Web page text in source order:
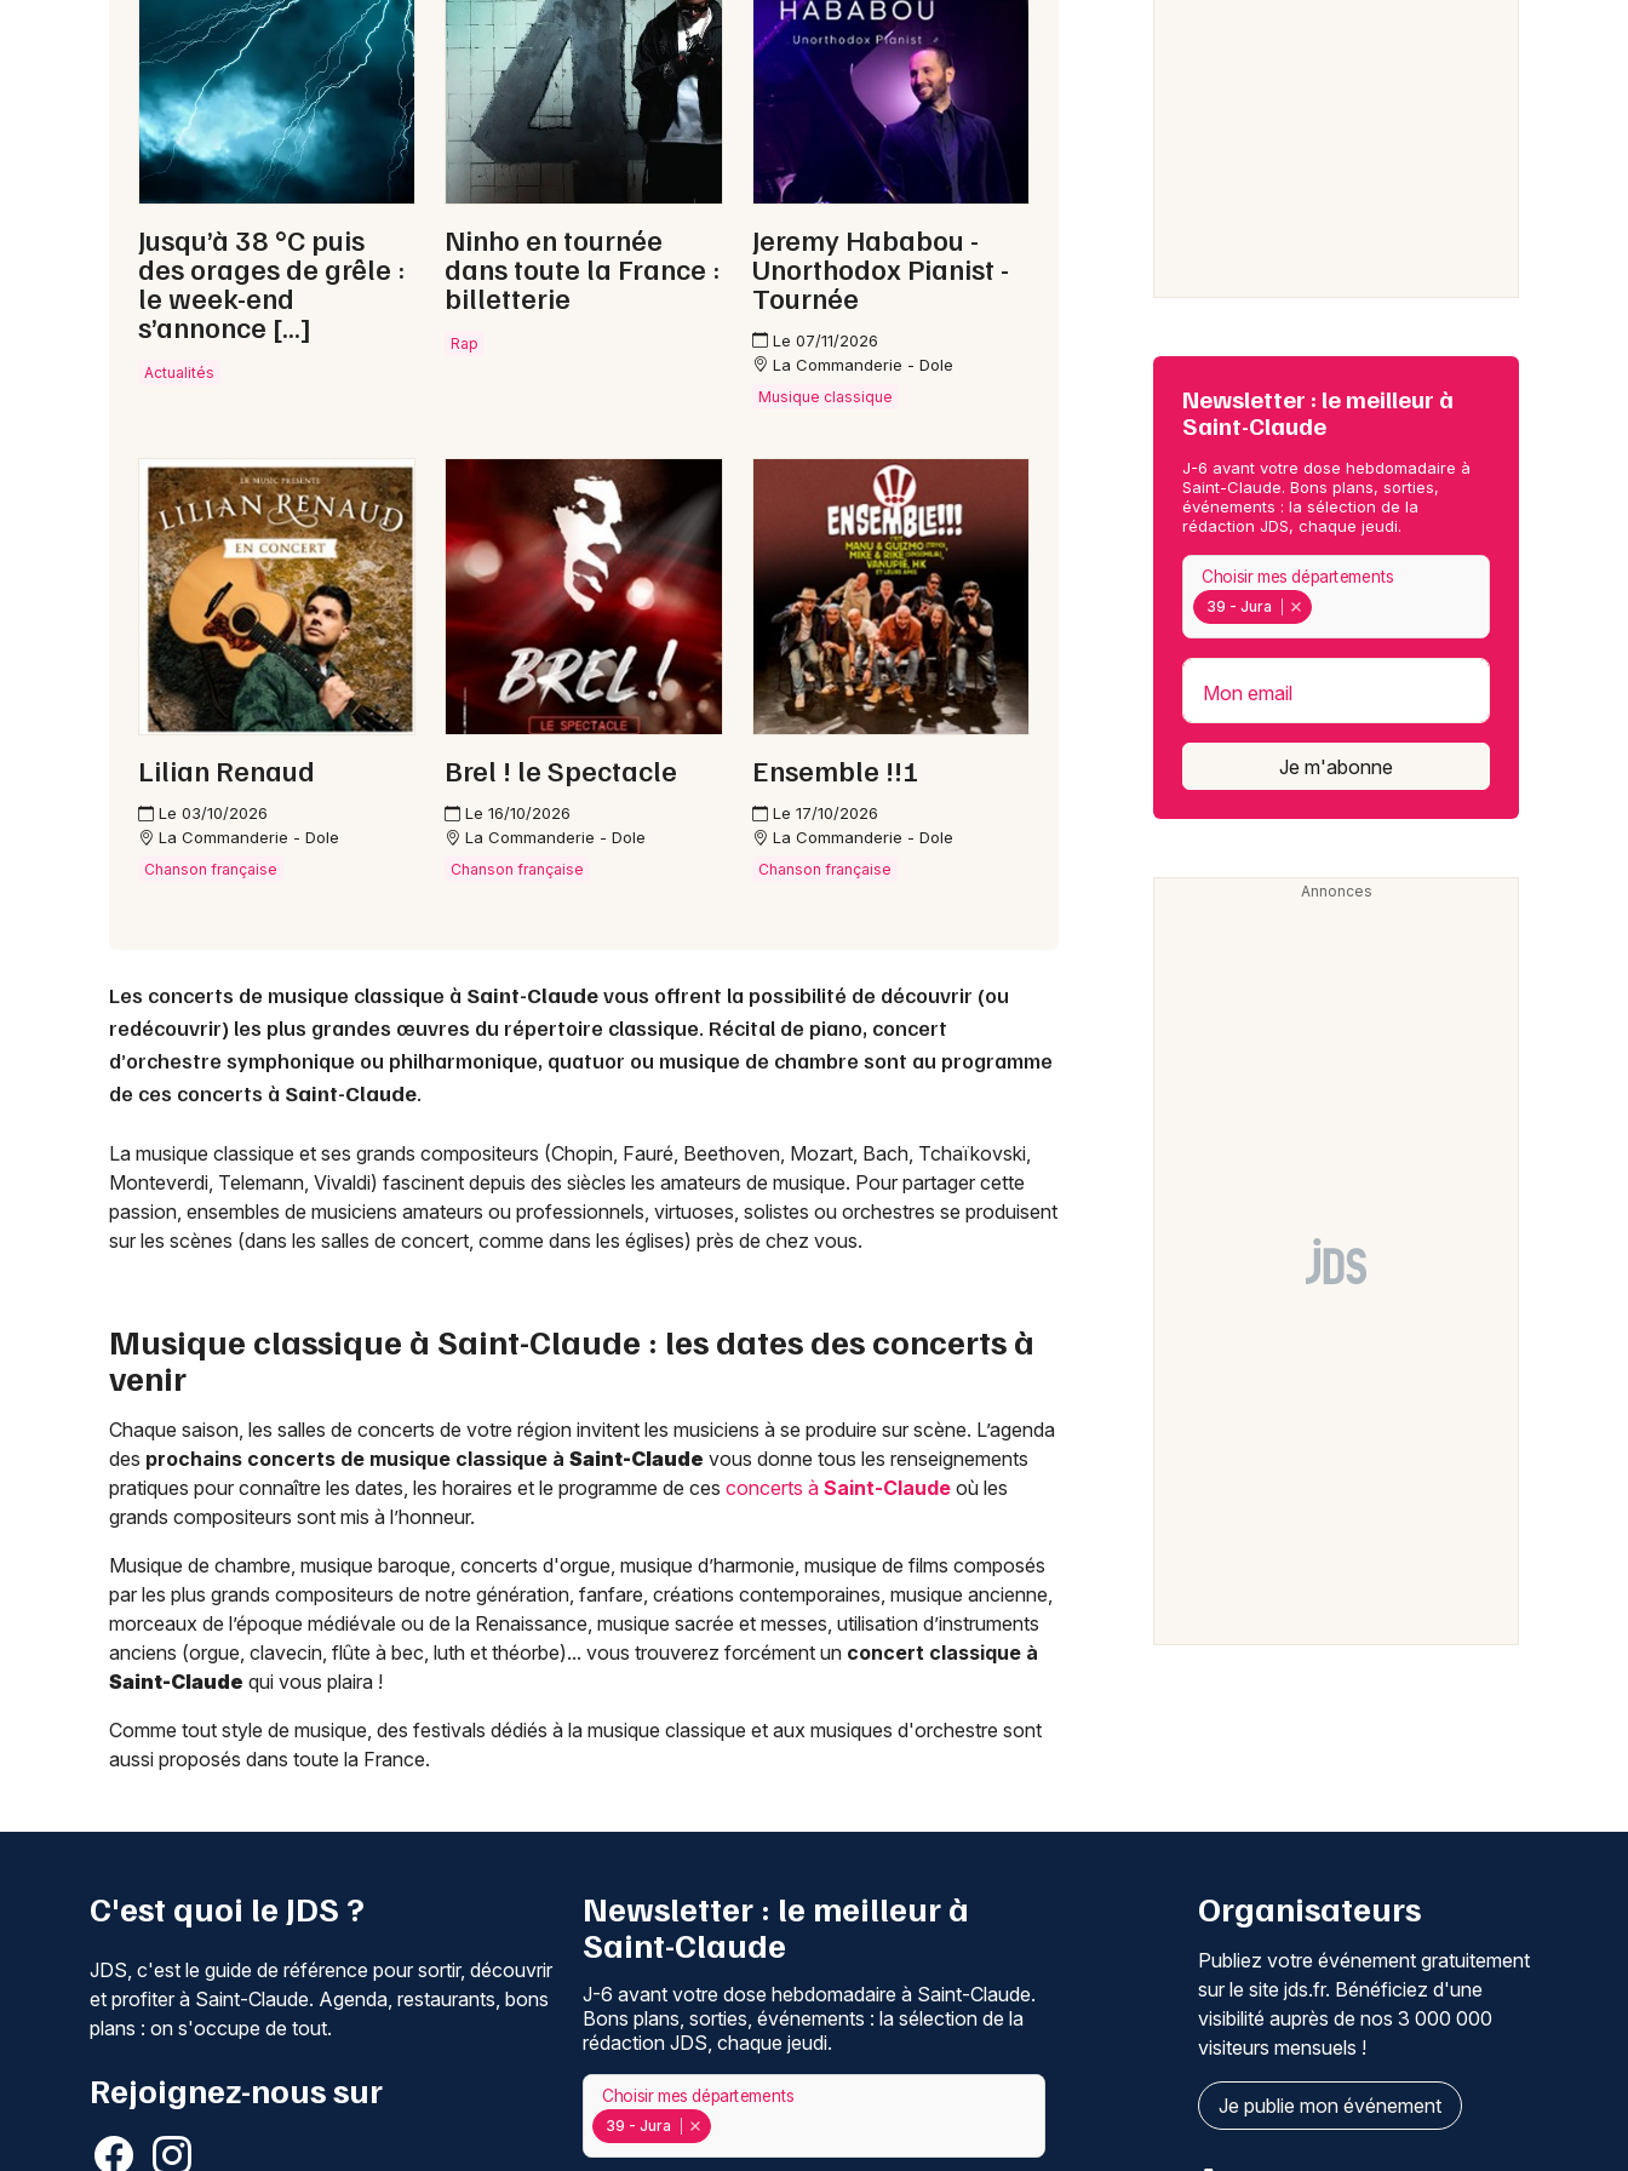
Franche-Comté
Newsletter des sorties
Actus à Saint-Claude
Magazine à Saint-Claude
39 - Jura
Choisir mes départements
Mon email
Je m'abonne
Jusqu’à 38 °C puis
des orages de grêle :
le week-end
s’annonce […]
Actualités
Ninho en tournée
dans toute la France :
billetterie
Rap
Jeremy Hababou -
Unorthodox Pianist -
Tournée
Le 07/11/2026
La Commanderie - Dole
Musique classique
Lilian Renaud
Le 03/10/2026
La Commanderie - Dole
Chanson française
Brel ! le Spectacle
Le 16/10/2026
La Commanderie - Dole
Chanson française
Ensemble !!!
Le 17/10/2026
La Commanderie - Dole
Chanson française
Les concerts de musique classique à Saint-Claudevous offrent la possibilité de découvrir (ou
redécouvrir) les plus grandes œuvres du répertoire classique. Récital de piano, concert
d’orchestre symphonique ou philharmonique, quatuor ou musique de chambre sont au programme
de ces concerts à Saint-Claude.
La musique classique et ses grands compositeurs (Chopin, Fauré, Beethoven, Mozart, Bach, Tchaïkovski,
Monteverdi, Telemann, Vivaldi) fascinent depuis des siècles les amateurs de musique. Pour partager cette
passion, ensembles de musiciens amateurs ou professionnels, virtuoses, solistes ou orchestres se produisent
sur les scènes (dans les salles de concert, comme dans les églises) près de chez vous.
Musique classique à Saint-Claude : les dates des concerts à
venir
Chaque saison, les salles de concerts de votre région invitent les musiciens à se produire sur scène. L’agenda
des prochains concerts de musique classique à Saint-Claude vous donne tous les renseignements
pratiques pour connaître les dates, les horaires et le programme de ces concerts à Saint-Claude où les
grands compositeurs sont mis à l’honneur.
Musique de chambre, musique baroque, concerts d'orgue, musique d’harmonie, musique de films composés
par les plus grands compositeurs de notre génération, fanfare, créations contemporaines, musique ancienne,
morceaux de l’époque médiévale ou de la Renaissance, musique sacrée et messes, utilisation d’instruments
anciens (orgue, clavecin, flûte à bec, luth et théorbe)... vous trouverez forcément un concert classique à
Saint-Claude qui vous plaira !
Comme tout style de musique, des festivals dédiés à la musique classique et aux musiques d'orchestre sont
aussi proposés dans toute la France.
Newsletter : le meilleur à
Saint-Claude
J-6 avant votre dose hebdomadaire à
Saint-Claude. Bons plans, sorties,
événements : la sélection de la
rédaction JDS, chaque jeudi.
39 - Jura
Choisir mes départements
Mon email
Je m'abonne
C'est quoi le JDS ?
JDS, c'est le guide de référence pour sortir, découvrir
et profiter à Saint-Claude. Agenda, restaurants, bons
plans : on s'occupe de tout.
Rejoignez-nous sur
Newsletter : le meilleur à
Saint-Claude
J-6 avant votre dose hebdomadaire à Saint-Claude.
Bons plans, sorties, événements : la sélection de la
rédaction JDS, chaque jeudi.
39 - Jura
Choisir mes départements
Organisateurs
Publiez votre événement gratuitement
sur le site jds.fr. Bénéficiez d'une
visibilité auprès de nos 3 000 000
visiteurs mensuels !
Je publie mon événement